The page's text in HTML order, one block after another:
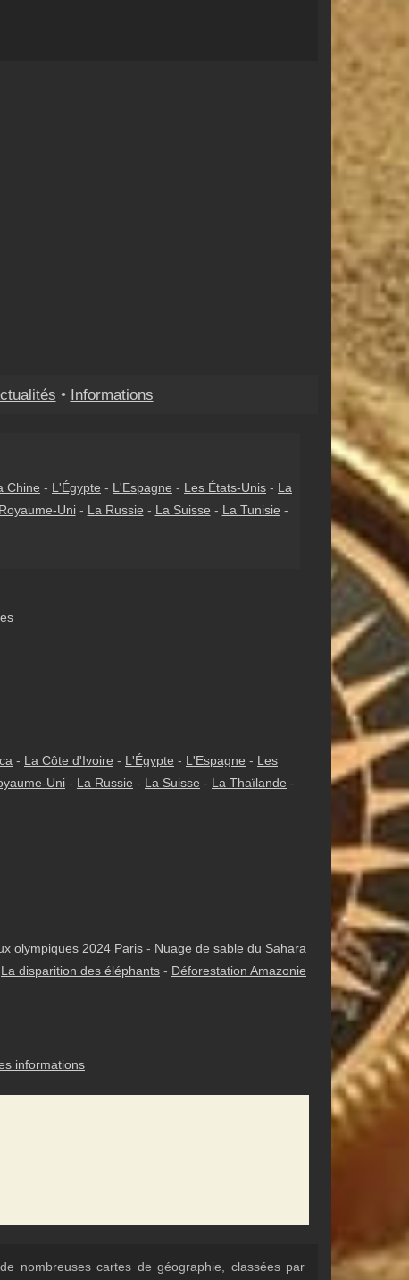
• Informations
Chine - L'Égypte - L'Espagne - Les États-Unis - La
Uni- La Russie - La Suisse - La Tunisie -
- La Côte d'Ivoire - L'Égypte - L'Espagne - Les
Uni - La Russie - La Suisse - La Thaïlande -
olympiques 2024 Paris - Nuage de sable du Sahara
La disparition des éléphants - Déforestation Amazonie
informations
nombreuses cartes de géographie, classées par